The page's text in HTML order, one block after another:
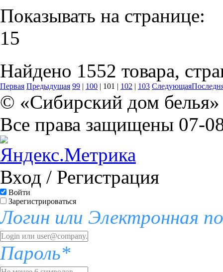
Показывать на странице:
15
Найдено 1552 товара,
Первая Предыдущая 99 | 100 | 101 | 102 | 103 Следующая
© «Сибирский дом белья»
Все права защищены 07-
Вход / Регистрация
Войти
Зарегистрироваться
Логин или Электронная
Пароль*